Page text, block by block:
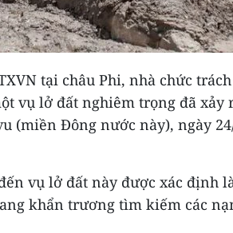
tại châu Phi, nhà chức
vụ lở đất nghiêm trọng đã
(miền Đông nước này), ngày
vụ lở đất này được xác định
khẩn trương tìm kiếm các